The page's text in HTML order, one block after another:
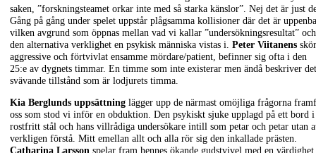
saken, ”forskningsteamet orkar inte med så starka känslor”. Nej det är just
Gång på gång under spelet uppstår plågsamma kollisioner där det är
vilken avgrund som öppnas mellan vad vi kallar ”undersökningsresultat” och
den alternativa verklighet en psykisk människa vistas i. Peter Viitanens
aggressive och förtvivlat ensamme mördare/patient, befinner sig ofta i den
25:e av dygnets timmar. En timme som inte existerar men ändå beskriver det
svävande tillstånd som är lodjurets timma.
Kia Berglunds uppsättning lägger upp de närmast omöjliga frågorna
oss som stod vi inför en obduktion. Den psykiskt sjuke upplagd på ett bord i
rostfritt stål och hans villrådiga undersökare intill som petar och petar utan
verkligen förstå. Mitt emellan allt och alla rör sig den inkallade prästen.
Catharina Larsson spelar fram hennes ökande gudstvivel med en värdighet